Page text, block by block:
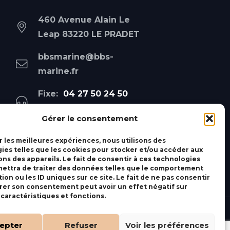
Gérer le consentement
les meilleures expériences, nous utilisons des
telles que les cookies pour stocker et/ou accéder aux
des appareils. Le fait de consentir à ces technologies
de traiter des données telles que le comportement
ou les ID uniques sur ce site. Le fait de ne pas consentir
son consentement peut avoir un effet négatif sur
et fonctions.
Refuser Voir les préférences
460 Avenue Alain Le
Leap 83220 LE PRADET
bbsmarine@bbs-
marine.fr
Fixe: 04 27 50 24 50